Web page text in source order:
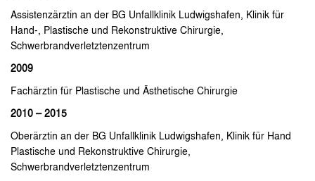
Assistenzärztin an der BG Unfallklinik Ludwigshafen, Klinik für
Hand-, Plastische und Rekonstruktive Chirurgie,
Schwerbrandverletztenzentrum
2009
Fachärztin für Plastische und Ästhetische Chirurgie
2010 – 2015
Oberärztin an der BG Unfallklinik Ludwigshafen, Klinik für Hand
Plastische und Rekonstruktive Chirurgie,
Schwerbrandverletztenzentrum